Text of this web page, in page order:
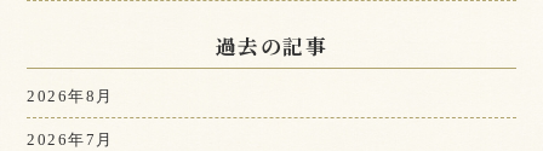
過去の記事
2026年8月
2026年7月